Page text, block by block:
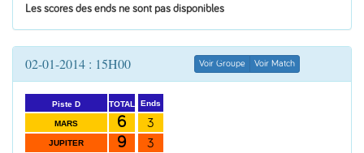
Les scores des ends ne sont pas disponibles
02-01-2014 : 15H00 Voir Groupe Voir Match
Piste D
MARS
JUPITER
TOTAL
6
9
Ends
3
3